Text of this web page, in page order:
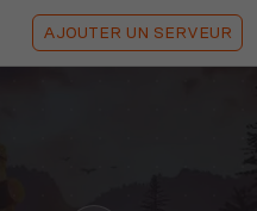
AJOUTER UN SERVEUR